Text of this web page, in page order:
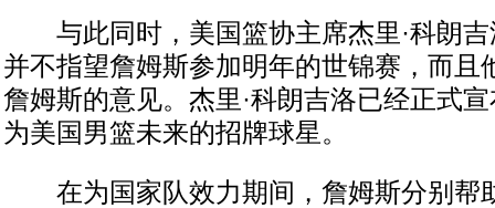
与此同时，美国篮协主席杰里·科朗吉
并不指望詹姆斯参加明年的世锦赛，而且
詹姆斯的意见。杰里·科朗吉洛已经正式
为美国男篮未来的招牌球星。
在为国家队效力期间，詹姆斯分别帮